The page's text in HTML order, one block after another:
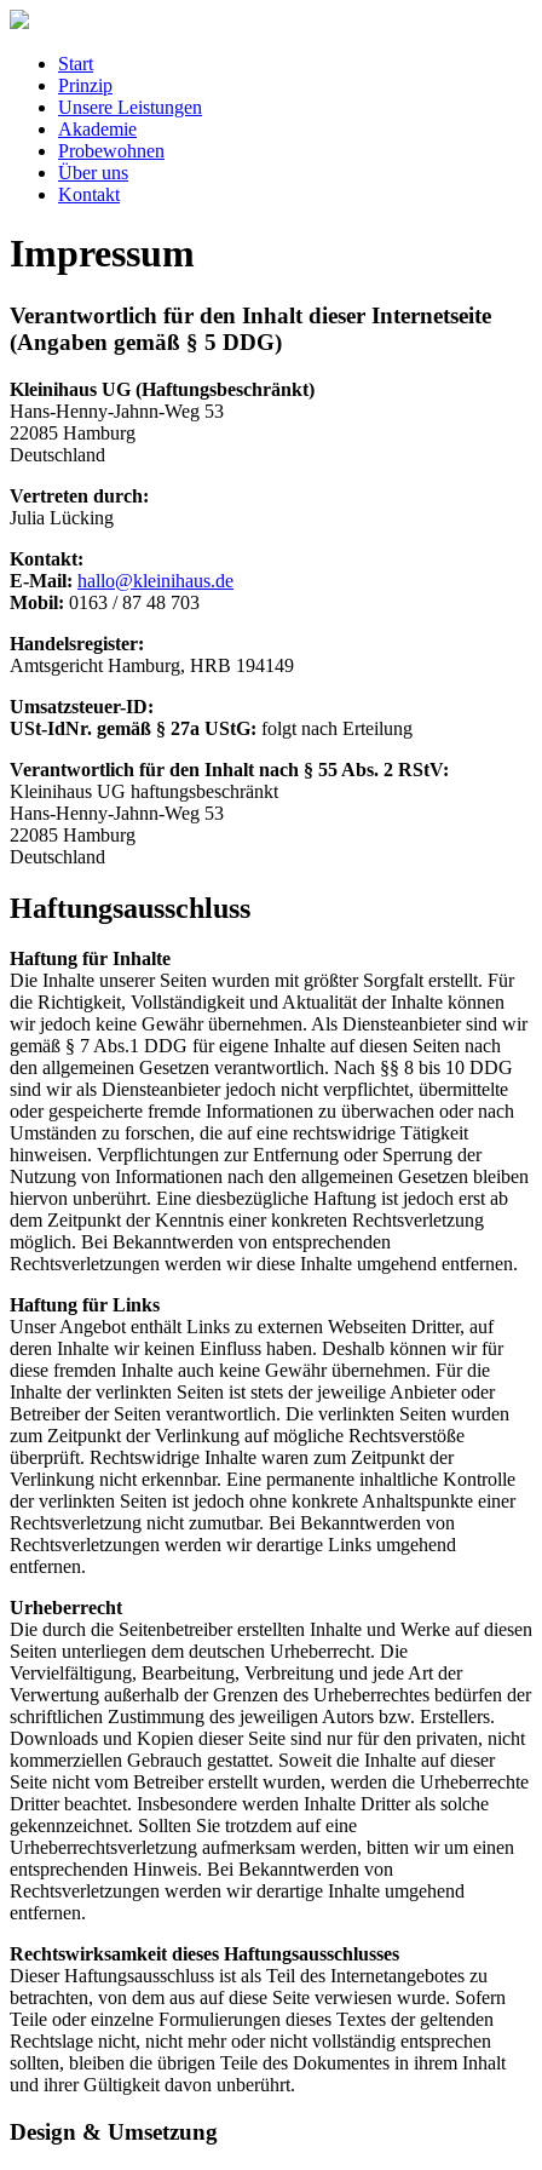
Start
Prinzip
Unsere Leistungen
Akademie
Probewohnen
Über uns
Kontakt
Impressum
Verantwortlich für den Inhalt dieser Internetseite
(Angaben gemäß § 5 DDG)
Kleinihaus UG (Haftungsbeschränkt)
Hans-Henny-Jahnn-Weg 53
22085 Hamburg
Deutschland
Vertreten durch:
Julia Lücking
Kontakt:
E-Mail: hallo@kleinihaus.de
Mobil: 0163 / 87 48 703
Handelsregister:
Amtsgericht Hamburg, HRB 194149
Umsatzsteuer-ID:
USt-IdNr. gemäß § 27a UStG: folgt nach Erteilung
Verantwortlich für den Inhalt nach § 55 Abs. 2 RStV:
Kleinihaus UG haftungsbeschränkt
Hans-Henny-Jahnn-Weg 53
22085 Hamburg
Deutschland
Haftungsausschluss
Haftung für Inhalte
Die Inhalte unserer Seiten wurden mit größter Sorgfalt erstellt. Für
die Richtigkeit, Vollständigkeit und Aktualität der Inhalte können
wir jedoch keine Gewähr übernehmen. Als Diensteanbieter sind wir
gemäß § 7 Abs.1 DDG für eigene Inhalte auf diesen Seiten nach
den allgemeinen Gesetzen verantwortlich. Nach §§ 8 bis 10 DDG
sind wir als Diensteanbieter jedoch nicht verpflichtet, übermittelte
oder gespeicherte fremde Informationen zu überwachen oder nach
Umständen zu forschen, die auf eine rechtswidrige Tätigkeit
hinweisen. Verpflichtungen zur Entfernung oder Sperrung der
Nutzung von Informationen nach den allgemeinen Gesetzen bleiben
hiervon unberührt. Eine diesbezügliche Haftung ist jedoch erst ab
dem Zeitpunkt der Kenntnis einer konkreten Rechtsverletzung
möglich. Bei Bekanntwerden von entsprechenden
Rechtsverletzungen werden wir diese Inhalte umgehend entfernen.
Haftung für Links
Unser Angebot enthält Links zu externen Webseiten Dritter, auf
deren Inhalte wir keinen Einfluss haben. Deshalb können wir für
diese fremden Inhalte auch keine Gewähr übernehmen. Für die
Inhalte der verlinkten Seiten ist stets der jeweilige Anbieter oder
Betreiber der Seiten verantwortlich. Die verlinkten Seiten wurden
zum Zeitpunkt der Verlinkung auf mögliche Rechtsverstöße
überprüft. Rechtswidrige Inhalte waren zum Zeitpunkt der
Verlinkung nicht erkennbar. Eine permanente inhaltliche Kontrolle
der verlinkten Seiten ist jedoch ohne konkrete Anhaltspunkte einer
Rechtsverletzung nicht zumutbar. Bei Bekanntwerden von
Rechtsverletzungen werden wir derartige Links umgehend
entfernen.
Urheberrecht
Die durch die Seitenbetreiber erstellten Inhalte und Werke auf diesen
Seiten unterliegen dem deutschen Urheberrecht. Die
Vervielfältigung, Bearbeitung, Verbreitung und jede Art der
Verwertung außerhalb der Grenzen des Urheberrechtes bedürfen der
schriftlichen Zustimmung des jeweiligen Autors bzw. Erstellers.
Downloads und Kopien dieser Seite sind nur für den privaten, nicht
kommerziellen Gebrauch gestattet. Soweit die Inhalte auf dieser
Seite nicht vom Betreiber erstellt wurden, werden die Urheberrechte
Dritter beachtet. Insbesondere werden Inhalte Dritter als solche
gekennzeichnet. Sollten Sie trotzdem auf eine
Urheberrechtsverletzung aufmerksam werden, bitten wir um einen
entsprechenden Hinweis. Bei Bekanntwerden von
Rechtsverletzungen werden wir derartige Inhalte umgehend
entfernen.
Rechtswirksamkeit dieses Haftungsausschlusses
Dieser Haftungsausschluss ist als Teil des Internetangebotes zu
betrachten, von dem aus auf diese Seite verwiesen wurde. Sofern
Teile oder einzelne Formulierungen dieses Textes der geltenden
Rechtslage nicht, nicht mehr oder nicht vollständig entsprechen
sollten, bleiben die übrigen Teile des Dokumentes in ihrem Inhalt
und ihrer Gültigkeit davon unberührt.
Design & Umsetzung